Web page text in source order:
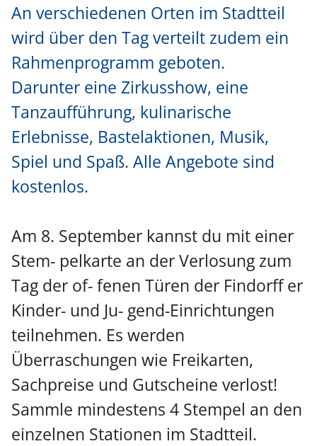
An verschiedenen Orten im Stadtteil
wird über den Tag verteilt zudem ein
Rahmenprogramm geboten.
Darunter eine Zirkusshow, eine
Tanzaufführung, kulinarische
Erlebnisse, Bastelaktionen, Musik,
Spiel und Spaß. Alle Angebote sind
kostenlos.
Am 8. September kannst du mit einer
Stem- pelkarte an der Verlosung zum
Tag der of- fenen Türen der Findorff er
Kinder- und Ju- gend-Einrichtungen
teilnehmen. Es werden
Überraschungen wie Freikarten,
Sachpreise und Gutscheine verlost!
Sammle mindestens 4 Stempel an den
einzelnen Stationen im Stadtteil.